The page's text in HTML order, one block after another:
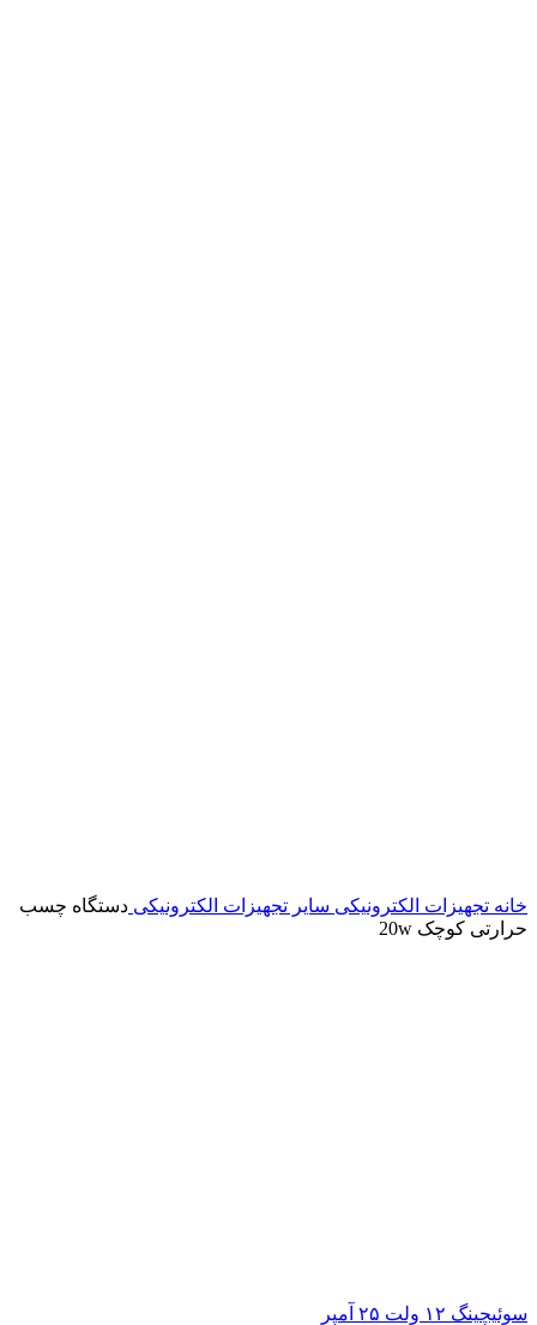
خانه تجهیزات الکترونیکی سایر تجهیزات الکترونیکی دستگاه چسب
حرارتی کوچک 20w
سوئیچینگ ۱۲ ولت ۲۵ آمپر